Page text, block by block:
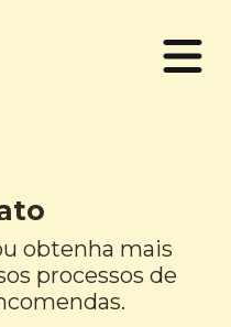
obtenha mais
processos de